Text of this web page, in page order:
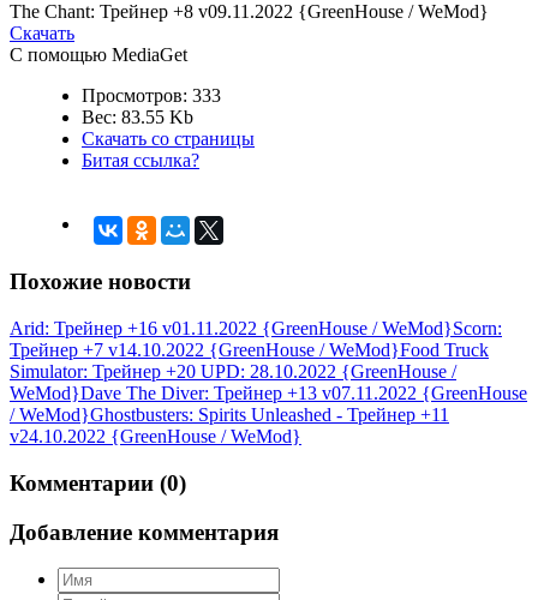
The Chant: Трейнер +8 v09.11.2022 {GreenHouse / WeMod}
Скачать
С помощью MediaGet
Просмотров: 333
Вес: 83.55 Kb
Скачать со страницы
Битая ссылка?
Похожие новости
Arid: Трейнер +16 v01.11.2022 {GreenHouse / WeMod}Scorn:
Трейнер +7 v14.10.2022 {GreenHouse / WeMod}Food Truck
Simulator: Трейнер +20 UPD: 28.10.2022 {GreenHouse /
WeMod}Dave The Diver: Трейнер +13 v07.11.2022 {GreenHouse
/ WeMod}Ghostbusters: Spirits Unleashed - Трейнер +11
v24.10.2022 {GreenHouse / WeMod}
Комментарии (0)
Добавление комментария